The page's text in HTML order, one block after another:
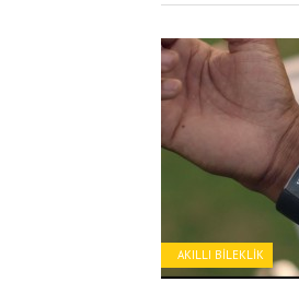
AKILLI BILEKLIK